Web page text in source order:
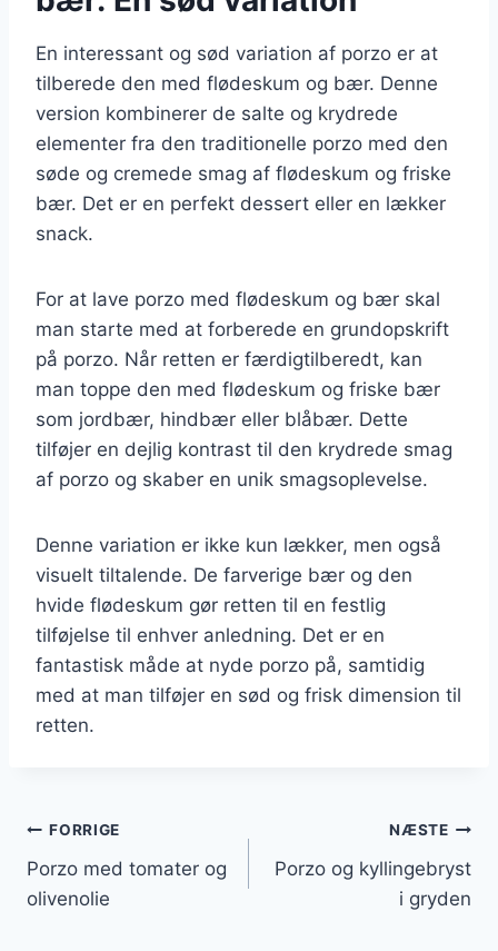
En interessant og sød variation af porzo er at
tilberede den med flødeskum og bær. Denne
version kombinerer de salte og krydrede
elementer fra den traditionelle porzo med den
søde og cremede smag af flødeskum og friske
bær. Det er en perfekt dessert eller en lækker
snack.
For at lave porzo med flødeskum og bær skal
man starte med at forberede en grundopskrift
på porzo. Når retten er færdigtilberedt, kan
man toppe den med flødeskum og friske bær
som jordbær, hindbær eller blåbær. Dette
tilføjer en dejlig kontrast til den krydrede smag
af porzo og skaber en unik smagsoplevelse.
Denne variation er ikke kun lækker, men også
visuelt tiltalende. De farverige bær og den
hvide flødeskum gør retten til en festlig
tilføjelse til enhver anledning. Det er en
fantastisk måde at nyde porzo på, samtidig
med at man tilføjer en sød og frisk dimension til
retten.
Indlægsnavigation
FORRIGE
Porzo med tomater og
olivenolie
NÆSTE
Porzo og kyllingebryst
i gryden